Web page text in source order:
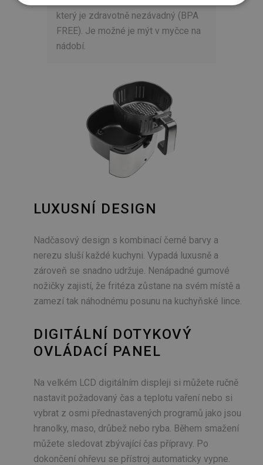
který je zdravotně nezávadný (BPA
FREE). Je možné je mýt v myčce na
nádobí.
LUXUSNÍ DESIGN
Nadčasový design s kombinací černé barvy a
nerezu sluší každé kuchyni. Vypadá luxusně a
zároveň se snadno udržuje. Nenápadné gumové
nožičky zajistí, že fritéza zůstane na svém místě a
zamezí tak náhodnému posunu na kuchyňské lince.
DIGITÁLNÍ DOTYKOVÝ
OVLÁDACÍ PANEL
Na velkém LCD digitálním displeji si můžete ručně
nastavit požadovaný čas a teplotu vaření nebo si
vybrat z osmi přednastavených programů jako jsou
hranolky, maso, drůbež nebo ryba. Během smažení
můžete sledovat zbývající čas přípravy. Po
dokončení ohřevu se přístroj automaticky vypne.